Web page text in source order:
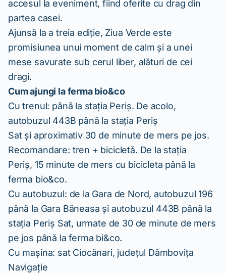
accesul la eveniment, fiind oferite cu drag din
partea casei.
Ajunsă la a treia ediție, Ziua Verde este
promisiunea unui moment de calm și a unei
mese savurate sub cerul liber, alături de cei
dragi.
Cum ajungi la ferma bio&co
Cu trenul: până la stația Periș. De acolo,
autobuzul 443B până la stația Periș
Sat și aproximativ 30 de minute de mers pe jos.
Recomandare: tren + bicicletă. De la stația
Periș, 15 minute de mers cu bicicleta până la
ferma bio&co.
Cu autobuzul: de la Gara de Nord, autobuzul 196
până la Gara Băneasa și autobuzul 443B până la
stația Periș Sat, urmate de 30 de minute de mers
pe jos până la ferma bi&co.
Cu mașina: sat Ciocănari, județul Dâmbovița
Navigație